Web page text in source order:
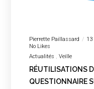
Pierrette Paillassard 13
No Likes
Actualités
Veille
RÉUTILISATIONS
QUESTIONNAIRE